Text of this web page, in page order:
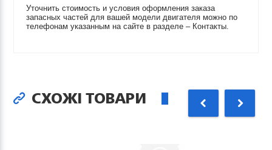
Уточнить стоимость и условия оформления заказа
запасных частей для вашей модели двигателя можно по
телефонам указанным на сайте в разделе – Контакты.
СХОЖІ ТОВАРИ